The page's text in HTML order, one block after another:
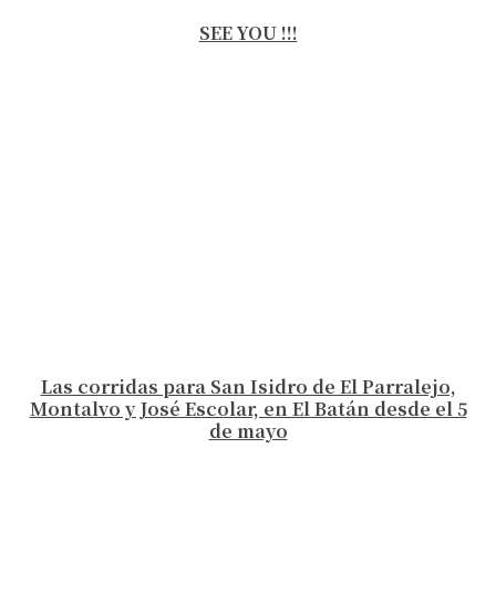
SEE YOU !!!
Las corridas para San Isidro de El Parralejo,
Montalvo y José Escolar, en El Batán desde el 5
de mayo